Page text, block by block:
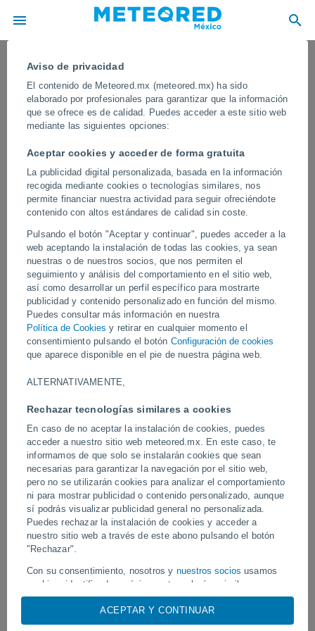
Aviso de privacidad
El contenido de Meteored.mx (meteored.mx) ha sido
elaborado por profesionales para garantizar que la información
que se ofrece es de calidad. Puedes acceder a este sitio web
mediante las siguientes opciones:
Aceptar cookies y acceder de forma gratuita
La publicidad digital personalizada, basada en la información
recogida mediante cookies o tecnologías similares, nos
permite financiar nuestra actividad para seguir ofreciéndote
contenido con altos estándares de calidad sin coste.
Pulsando el botón "Aceptar y continuar", puedes acceder a la
web aceptando la instalación de todas las cookies, ya sean
nuestras o de nuestros socios, que nos permiten el
seguimiento y análisis del comportamiento en el sitio web,
así como desarrollar un perfil específico para mostrarte
publicidad y contenido personalizado en función del mismo.
Puedes consultar más información en nuestra
Política de Cookies y retirar en cualquier momento el
consentimiento pulsando el botón Configuración de cookies
que aparece disponible en el pie de nuestra página web.
ALTERNATIVAMENTE,
Rechazar tecnologías similares a cookies
En caso de no aceptar la instalación de cookies, puedes
acceder a nuestro sitio web meteored.mx. En este caso, te
informamos de que solo se instalarán cookies que sean
necesarias para garantizar la navegación por el sitio web,
pero no se utilizarán cookies para analizar el comportamiento
ni para mostrar publicidad o contenido personalizado, aunque
sí podrás visualizar publicidad general no personalizada.
Puedes rechazar la instalación de cookies y acceder a
nuestro sitio web a través de este abono pulsando el botón
"Rechazar".
Con su consentimiento, nosotros y nuestros socios usamos
cookies, identificadores únicos o tecnologías similares para
almacenar, acceder y procesar datos personales como su
visita en este sitio web, las direcciones IP y los
identificadores de cookies. Es posible que algunos
ACEPTAR Y CONTINUAR
¡Un gran sumidero aparece
repentinamente cerca de Dereköy,
Turquía! El fenómeno geológico ha
provocado preocupación entre los
habitantes de la zona.
El sumidero apareció súbitamente en una zona geológica. Los
geólogos han explicado que la sobreexplotación de los acuíferos
pudo haber provocado este colapso.
Vídeos
Ayer
Tornados y lluvias torrenciales en
Pelotas, Brasil.
Ondas tropicales,
mexicano dejarán
de semana